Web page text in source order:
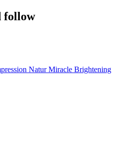
follow
Natur Miracle Brightening